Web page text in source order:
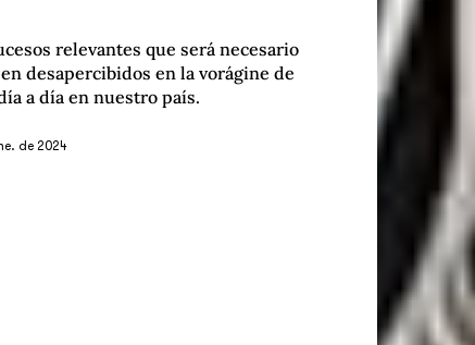
relevantes que será necesario
desapercibidos en la vorágine de
a día en nuestro país.
de 2024